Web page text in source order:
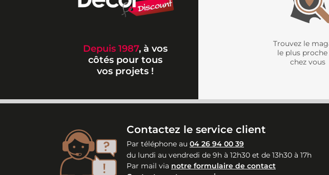
Depuis 1987, à vos
côtés pour tous
vos projets !
Trouvez le
le plus proche
chez vous
Contactez le service client
Par téléphone au 04 26 94 00 39
du lundi au vendredi de 9h à 12h30 et de 13h30 à 17h
Par mail via notre formulaire de contact